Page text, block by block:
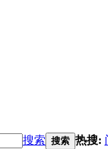
搜索 搜索 热搜: